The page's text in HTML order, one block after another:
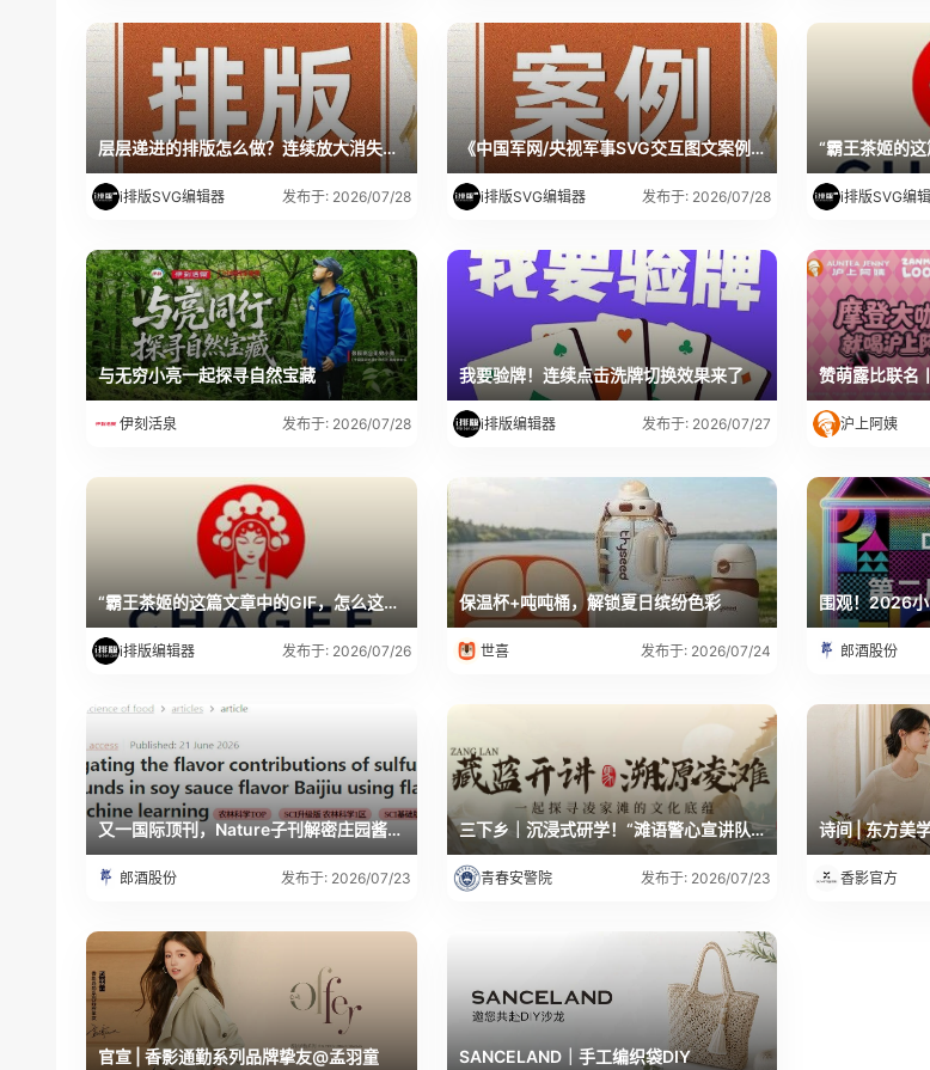
层层递进的排版怎么做？连续放大消失加展开很解压！
i排版SVG编辑器 发布于: 2026/07/28
《中国军网/央视军事SVG交互图文案例合集》
i排版SVG编辑器 发布于: 2026/07/28 i排版SVG编
与无穷小亮一起探寻自然宝藏
伊刻活泉 发布于: 2026/07/28
我要验牌！连续点击洗牌切换效果来了
i排版编辑器 发布于: 2026/07/27
赞萌露比联名
沪上阿姨
“霸王茶姬的这篇文章中的GIF，怎么这么高清啊？”
i排版编辑器 发布于: 2026/07/26
保温杯+吨吨桶，解锁夏日缤纷色彩
世喜 发布于: 2026/07/24 郎酒股份
又一国际顶刊，Nature子刊解密庄园酱酒“酱陈”关键风味!
郎酒股份 发布于: 2026/07/23
三下乡｜沉浸式研学！“滩语警心宣讲队”带你解锁文博之美~
青春安警院 发布于: 2026/07/23
诗间 | 东方美
香影官方
官宣 | 香影通勤系列品牌挚友@孟羽童 SANCELAND｜手工编织袋DIY